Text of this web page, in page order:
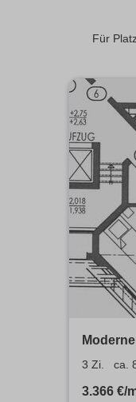
Für
Balkon,
3 Zi. ca.
3.366 €/